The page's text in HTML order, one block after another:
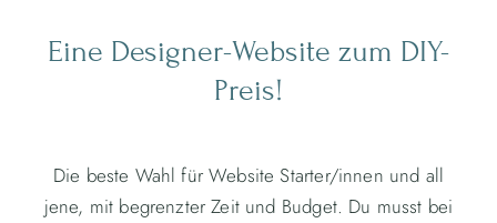
Eine Designer-Website zum DIY-
Preis!
Die beste Wahl für Website Starter/innen und all
jene, mit begrenzter Zeit und Budget. Du musst bei